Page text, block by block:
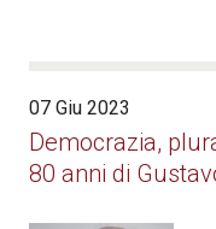
07 Giu 2023
Democrazia,
80 anni di